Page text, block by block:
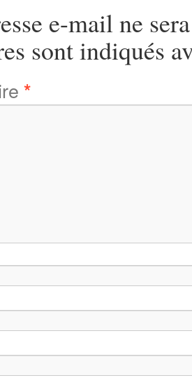
e-mail ne
sont indiqués
*